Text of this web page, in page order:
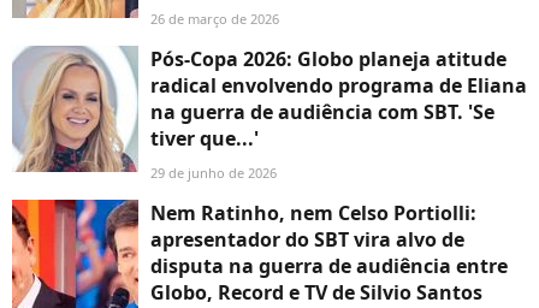
26 de março de 2026
Pós-Copa 2026: Globo planeja atitude
radical envolvendo programa de Eliana
na guerra de audiência com SBT. 'Se
tiver que...'
29 de junho de 2026
Nem Ratinho, nem Celso Portiolli:
apresentador do SBT vira alvo de
disputa na guerra de audiência entre
Globo, Record e TV de Silvio Santos